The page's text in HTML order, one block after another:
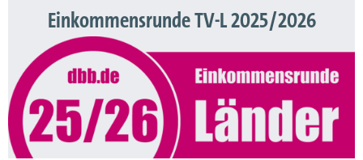
Einkommensrunde TV-L 2025/2026